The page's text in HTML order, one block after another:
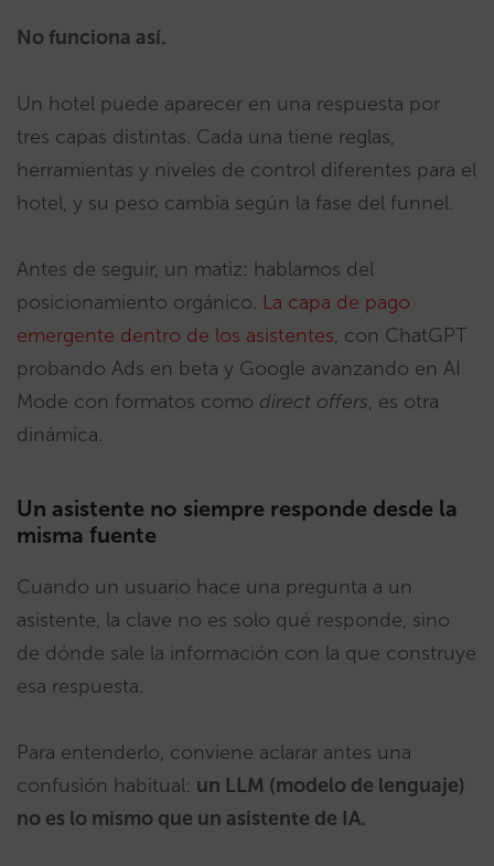
No funciona así.
Un hotel puede aparecer en una respuesta por
tres capas distintas. Cada una tiene reglas,
herramientas y niveles de control diferentes para el
hotel, y su peso cambia según la fase del funnel.
Antes de seguir, un matiz: hablamos del
posicionamiento orgánico. La capa de pago
emergente dentro de los asistentes, con ChatGPT
probando Ads en beta y Google avanzando en AI
Mode con formatos como direct offers, es otra
dinámica.
Un asistente no siempre responde desde la
misma fuente
Cuando un usuario hace una pregunta a un
asistente, la clave no es solo qué responde, sino
de dónde sale la información con la que construye
esa respuesta.
Para entenderlo, conviene aclarar antes una
confusión habitual: un LLM (modelo de lenguaje)
no es lo mismo que un asistente de IA.